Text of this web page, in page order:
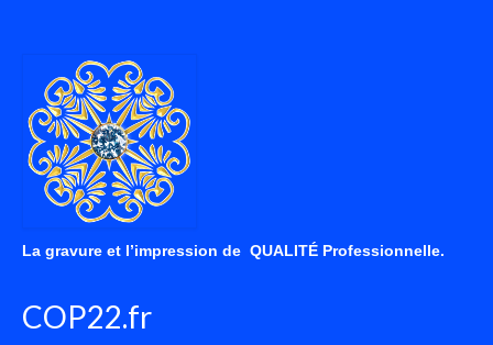
La gravure et l’impression de QUALITÉ Professionnelle.
COP22.fr